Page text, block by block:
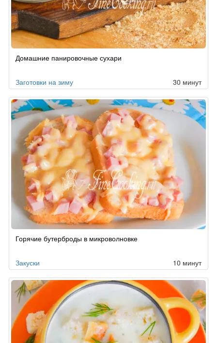
Домашние панировочные сухари
Заготовки на зиму 30 минут
Горячие бутерброды в микроволновке
Закуски 10 минут